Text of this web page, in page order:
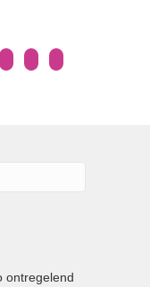
ontregelend